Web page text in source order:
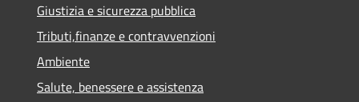
Giustizia e sicurezza pubblica
Tributi,finanze e contravvenzioni
Ambiente
Salute, benessere e assistenza